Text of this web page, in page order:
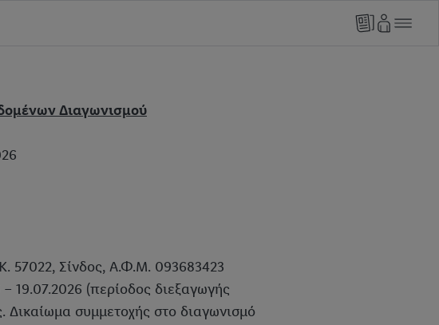
Διαγωνισμού
57022, Σίνδος, Α.Φ.Μ. 093683423
19.07.2026 (περίοδος διεξαγωγής
Δικαίωμα συμμετοχής στο διαγωνισμό